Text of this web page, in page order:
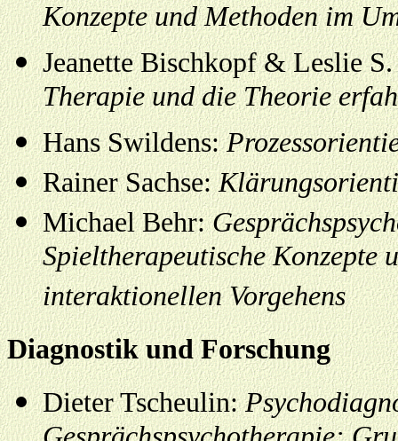
Konzepte und Methoden im
Jeanette Bischkopf & Leslie
Therapie und die Theorie
Hans Swildens:
Rainer Sachse:
Michael Behr:
Spieltherapeutische Konzepte
interaktionellen Vorgehens
Diagnostik und Forschung
Dieter Tscheulin: